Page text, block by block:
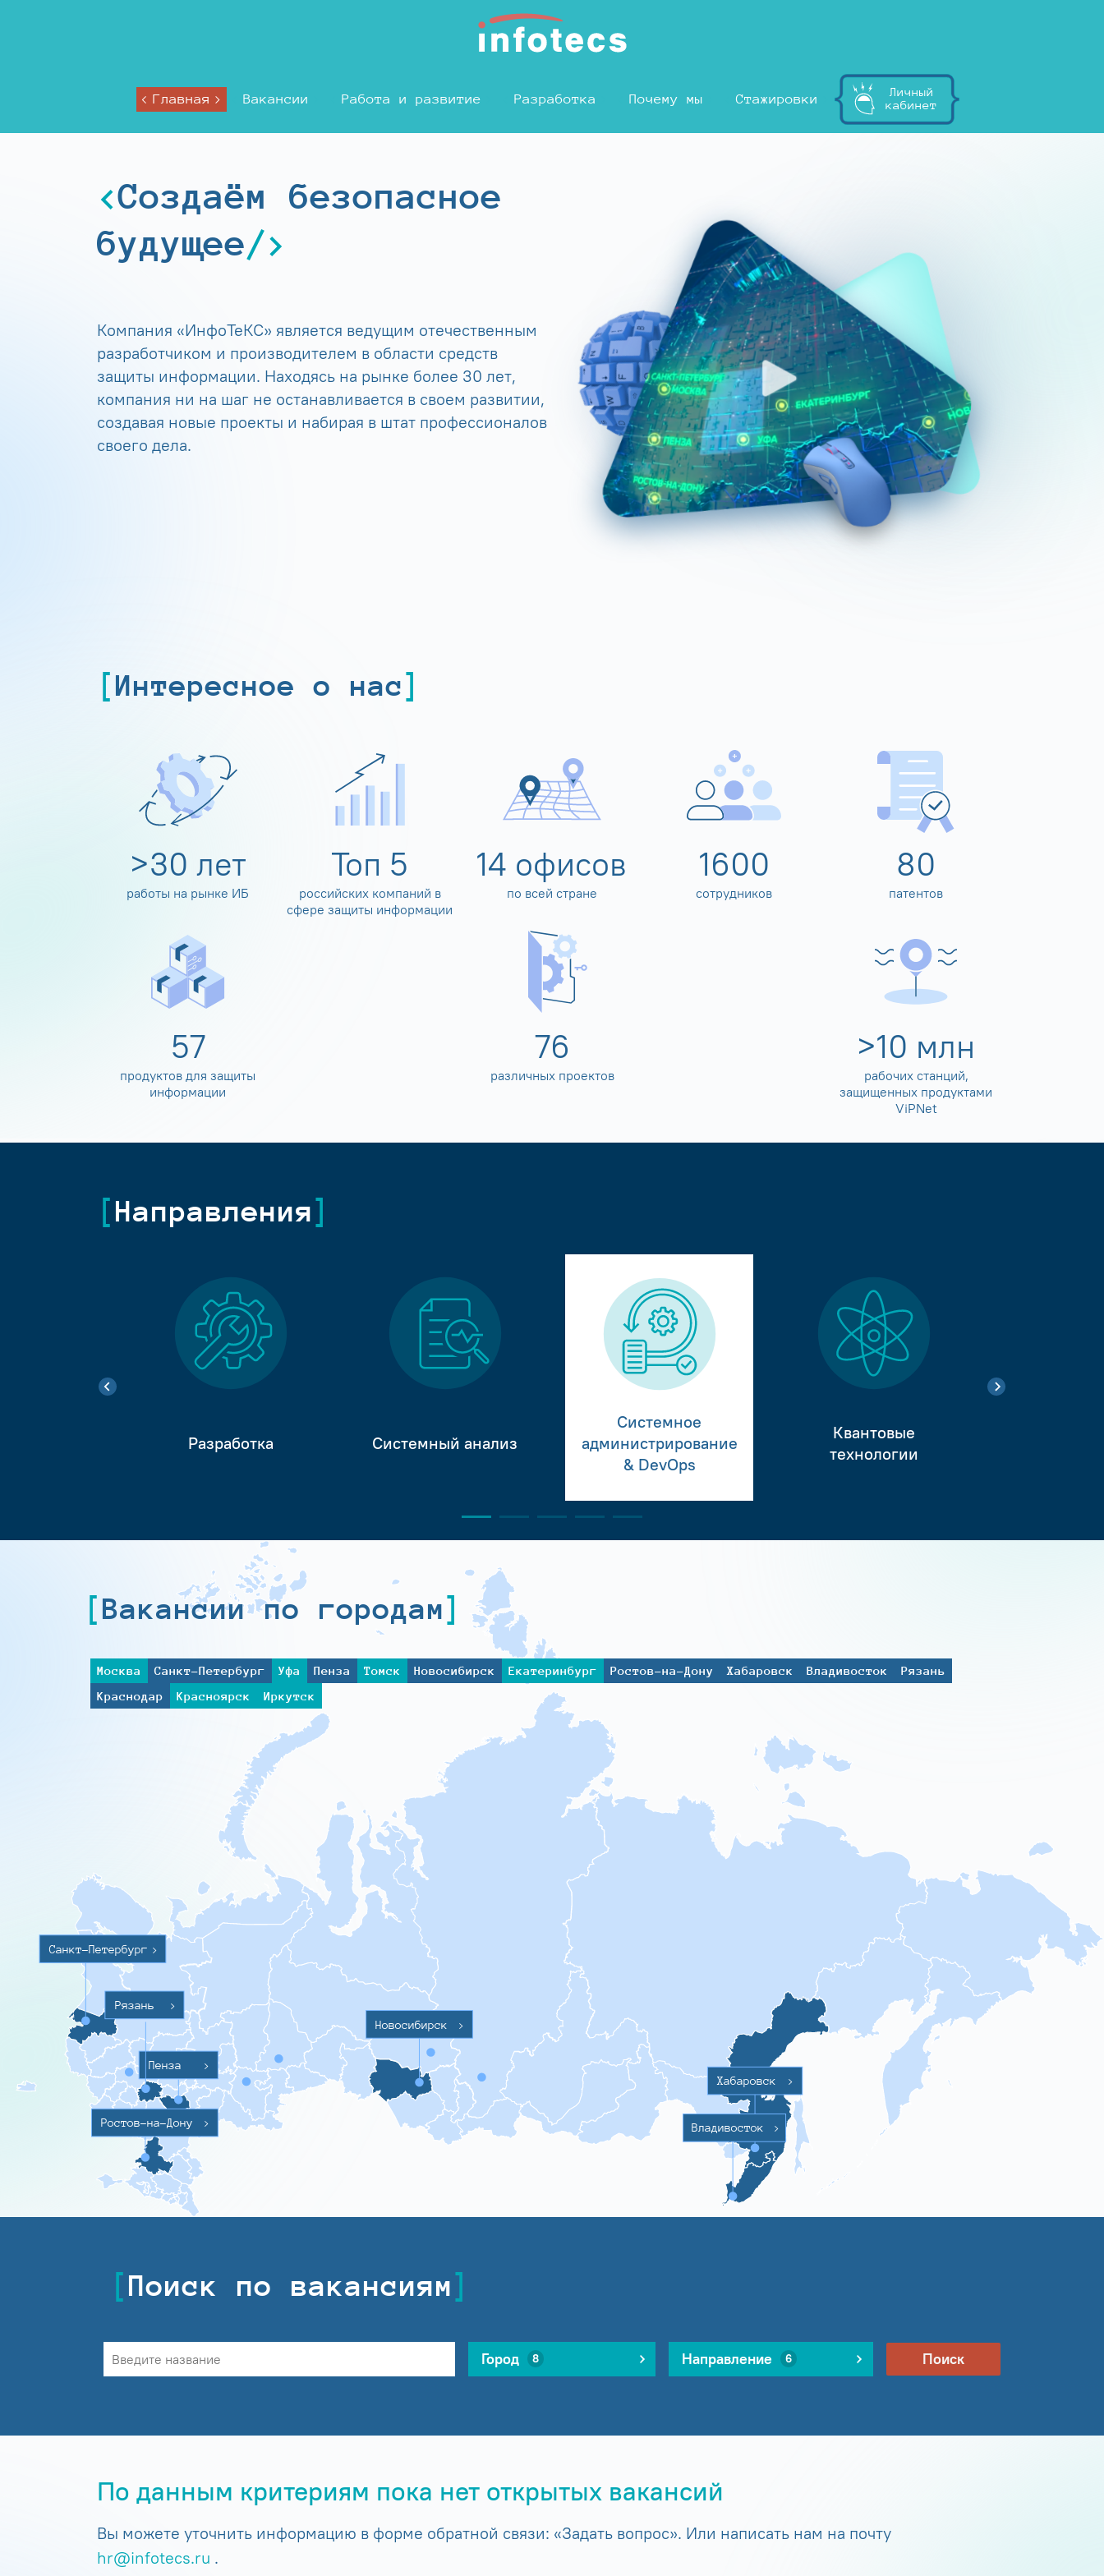
Главная Вакансии Работа и развитие Разработка Почему мы Стажировки
Личный
кабинет
Создаём безопасное
будущее
Компания «ИнфоТеКС» является ведущим отечественным
разработчиком и производителем в области средств
защиты информации. Находясь на рынке более 30 лет,
компания ни на шаг не останавливается в своем развитии,
создавая новые проекты и набирая в штат профессионалов
своего дела.
Интересное о нас
>30 лет
работы на рынке ИБ
Топ 5
российских компаний в
сфере защиты информации
14 офисов
по всей стране
1600
сотрудников
80
патентов
60
продуктов для защиты
информации
80
различных проектов
>10 млн
рабочих станций,
защищенных продуктами
ViPNet
Направления
Разработка Системный анализ
Системное
администрирование
& DevOps
Квантовые
технологии
Вакансии по городам
Москва Санкт-Петербург Уфа Пенза Томск Новосибирск Екатеринбург Ростов-на-Дону Хабаровск Владивосток
Рязань
Краснодар
Красноярск Иркутск
Санкт-Петербург >
Ростов-на-Дону >
Пенза >
Новосибирск >
Хабаровск >
Владивосток >
Рязань >
Поиск по вакансиям
Город 8 Направление 6 Поиск
По данным критериям пока нет открытых вакансий
Вы можете уточнить информацию в форме обратной связи: «Задать вопрос». Или написать нам на почту
hr@infotecs.ru .